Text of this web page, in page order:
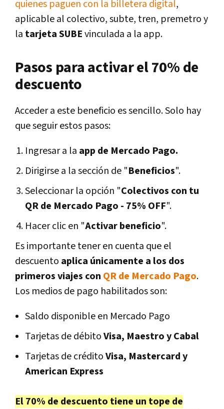
quienes paguen con la billetera digital,
aplicable al colectivo, subte, tren, premetro y
la tarjetaSUBEvinculada a la app.
Pasos para activar el 70% de
descuento
Acceder a este beneficio es sencillo. Solo hay
que seguir estos pasos:
Ingresar a la app de Mercado Pago.
Dirigirse a la sección de "Beneficios".
Seleccionar la opción "Colectivos con tu
QR de Mercado Pago - 75% OFF".
Hacer clic en "Activar beneficio".
Es importante tener en cuenta que el
descuento aplica únicamente a los dos
primeros viajes con QR de Mercado Pago.
Los medios de pago habilitados son:
Saldo disponible en Mercado Pago
Tarjetas de débitoVisa, Maestro y Cabal
Tarjetas de créditoVisa, Mastercard y
American Express
El 70% de descuento tiene un tope de